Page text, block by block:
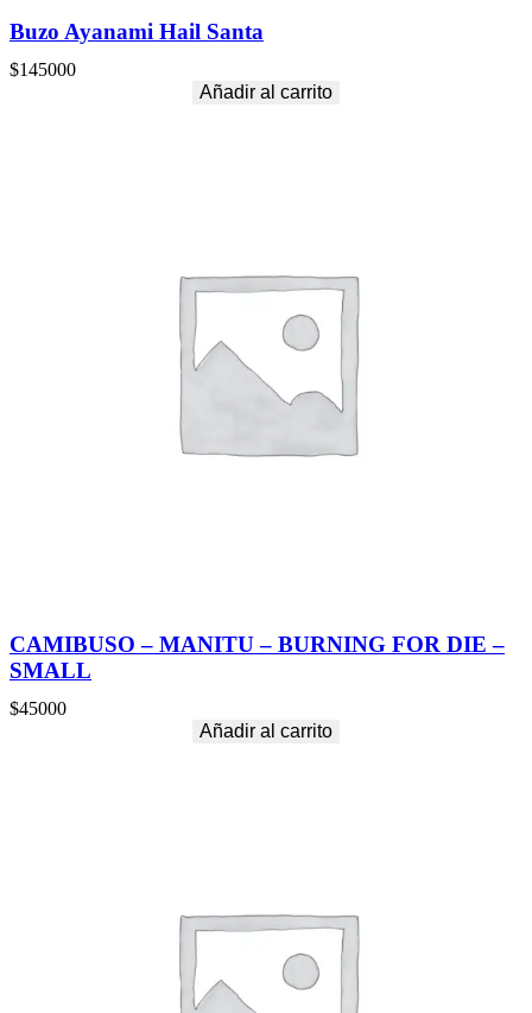
Buzo Ayanami Hail Santa
$145000
Añadir al carrito
CAMIBUSO – MANITU – BURNING FOR DIE –
SMALL
$45000
Añadir al carrito